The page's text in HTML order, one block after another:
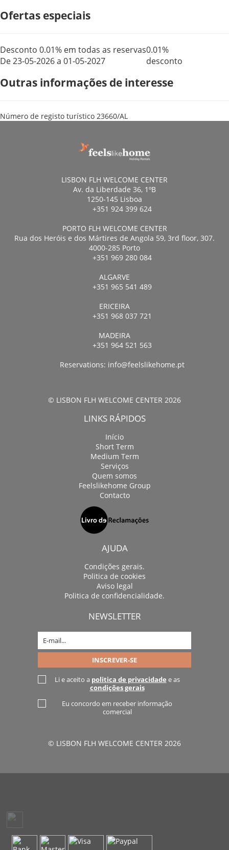
Ofertas especiais
Desconto 0.01% em todas as reservas
De 23-05-2026 a 01-05-2027
0.01%
desconto
Outras informações de interesse
Número de registo turístico 23660/AL
LISBON FLH WELCOME CENTER
Av. da Liberdade 36, 1ºB
1250-145 Lisboa
+351 924 399 624
PORTO FLH WELCOME CENTER
Rua dos Heróis e dos Mártires de Angola 59, 3rd floor, 307.
4000-285 Porto
+351 969 280 084
ALGARVE
+351 965 541 489
ERICEIRA
+351 968 037 721
MADEIRA
+351 964 521 563
Reservations: info@feelslikehome.pt
© LISBON FLH WELCOME CENTER 2026
LINKS RÁPIDOS
Início
Short Term
Medium Term
Serviços
Quem somos
Feelslikehome Group
Contacto
AJUDA
Condições gerais.
Politica de cookies
Aviso legal
Politica de confidencialidade.
NEWSLETTER
Li e aceito a politica de privacidade e as
condições gerais
Eu concordo em receber informação
comercial
© LISBON FLH WELCOME CENTER 2026